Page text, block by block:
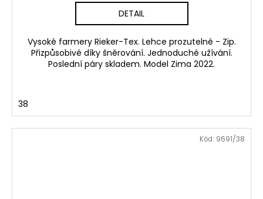
DETAIL
Vysoké farmery Rieker-Tex. Lehce prozutelné - Zip.
Přizpůsobivé díky šněrování. Jednoduché užívání.
Poslední páry skladem. Model Zima 2022.
38
Kód: 9691/38